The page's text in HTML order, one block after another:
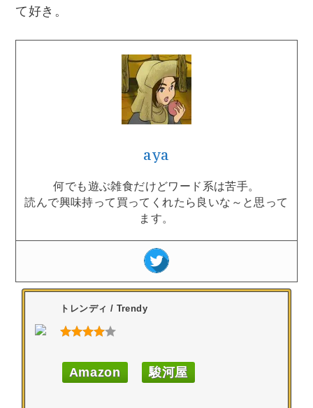
て好き。
aya
何でも遊ぶ雑食だけどワード系は苦手。
読んで興味持って買ってくれたら良いな～と思って
ます。
トレンディ / Trendy
Amazon 駿河屋